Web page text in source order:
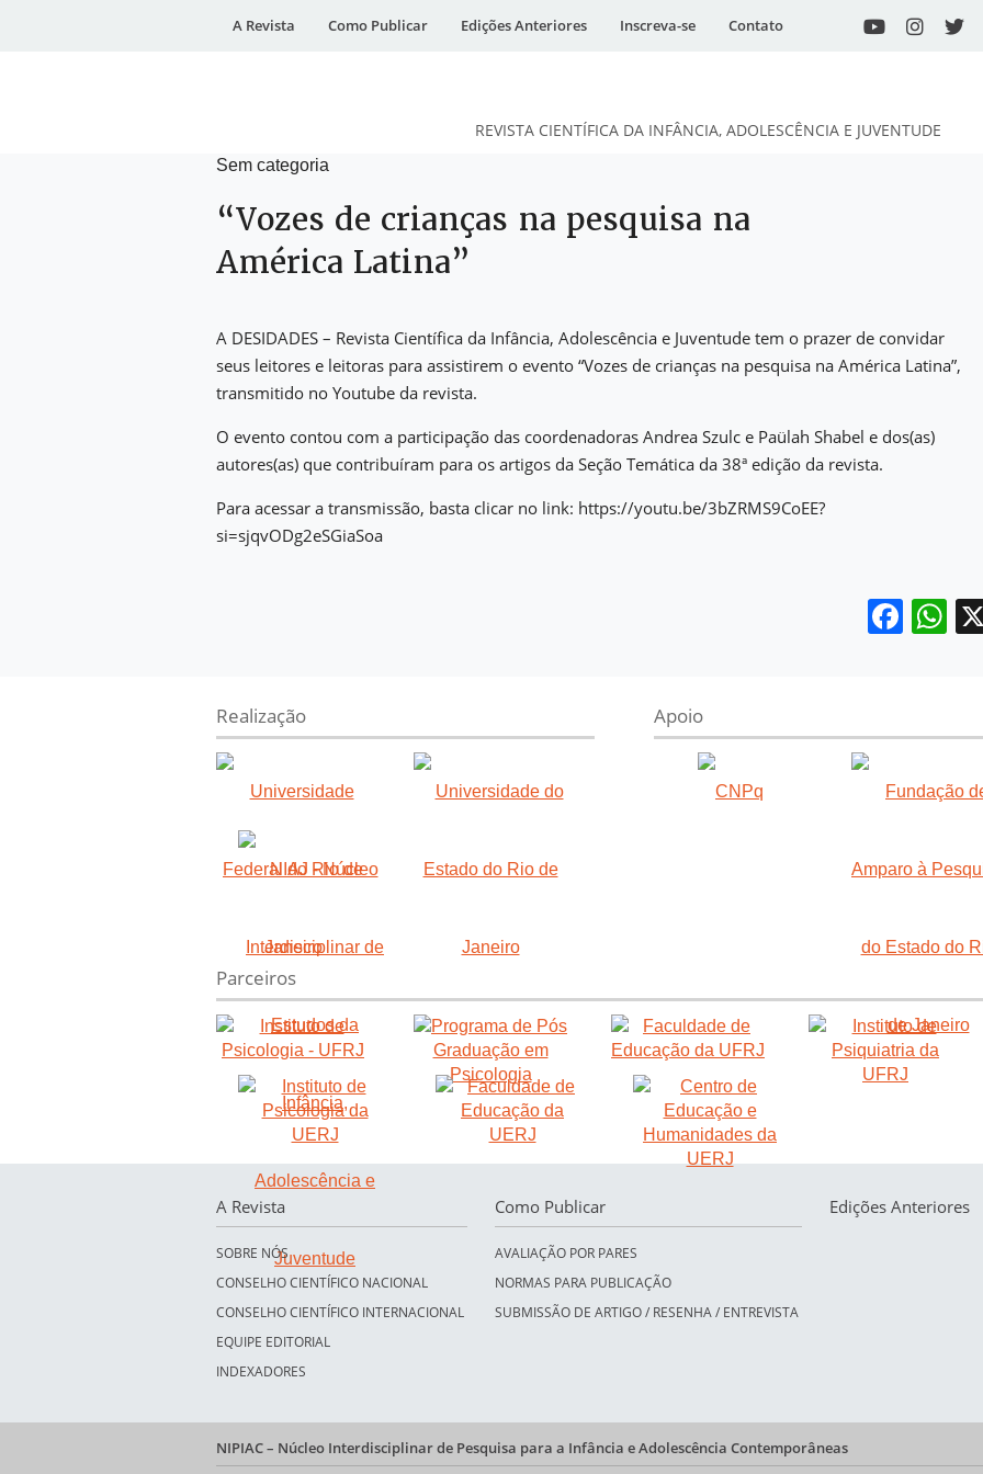
A Revista Como Publicar Edições Anteriores Inscreva-se Contato
DESidades
REVISTA CIENTÍFICA DA INFÂNCIA, ADOLESCÊNCIA E JUVENTUDE
Sem categoria
“Vozes de crianças na pesquisa na
América Latina”
A DESIDADES – Revista Científica da Infância, Adolescência e Juventude tem o prazer de convidar
seus leitores e leitoras para assistirem o evento “Vozes de crianças na pesquisa na América Latina”,
transmitido no Youtube da revista.
O evento contou com a participação das coordenadoras Andrea Szulc e Paülah Shabel e dos(as)
autores(as) que contribuíram para os artigos da Seção Temática da 38ª edição da revista.
Para acessar a transmissão, basta clicar no link: https://youtu.be/3bZRMS9CoEE?
si=sjqvODg2eSGiaSoa
Realização Apoio
Parceiros
A Revista
SOBRE NÓS
CONSELHO CIENTÍFICO NACIONAL
CONSELHO CIENTÍFICO INTERNACIONAL
EQUIPE EDITORIAL
INDEXADORES
Como Publicar
AVALIAÇÃO POR PARES
NORMAS PARA PUBLICAÇÃO
SUBMISSÃO DE ARTIGO / RESENHA / ENTREVISTA
Edições Anteriores
NIPIAC – Núcleo Interdisciplinar de Pesquisa para a Infância e Adolescência Contemporâneas